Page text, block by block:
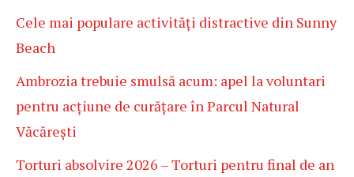
Cele mai populare activități distractive din Sunny
Beach
Ambrozia trebuie smulsă acum: apel la voluntari
pentru acțiune de curățare în Parcul Natural
Văcărești
Torturi absolvire 2026 – Torturi pentru final de an